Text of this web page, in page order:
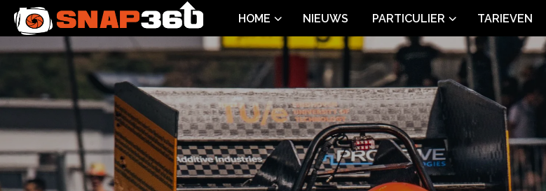
HOME NIEUWS PARTICULIER TARIEVEN